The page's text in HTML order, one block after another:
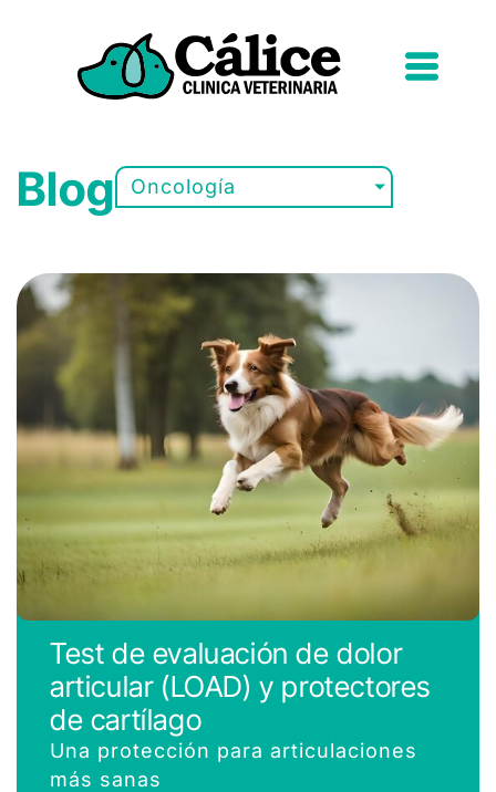
Blog Oncología
Test de evaluación de dolor
articular (LOAD) y protectores
de cartílago
Una protección para articulaciones
más sanas